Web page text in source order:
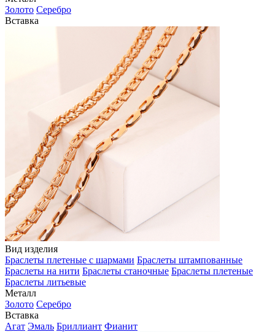
Золото Серебро
Вставка
Вид изделия
Браслеты плетеные с шармами Браслеты штампованные
Браслеты на нити Браслеты станочные Браслеты плетеные
Браслеты литьевые
Металл
Золото Серебро
Вставка
Агат Эмаль Бриллиант Фианит